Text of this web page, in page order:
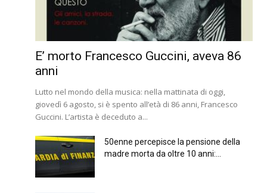
E’ morto Francesco Guccini, aveva 86
anni
Lutto nel mondo della musica: nella mattinata di oggi,
giovedì 6 agosto, si è spento all’età di 86 anni, Francesco
Guccini. L’artista è deceduto a...
50enne percepisce la pensione della
madre morta da oltre 10 anni:...